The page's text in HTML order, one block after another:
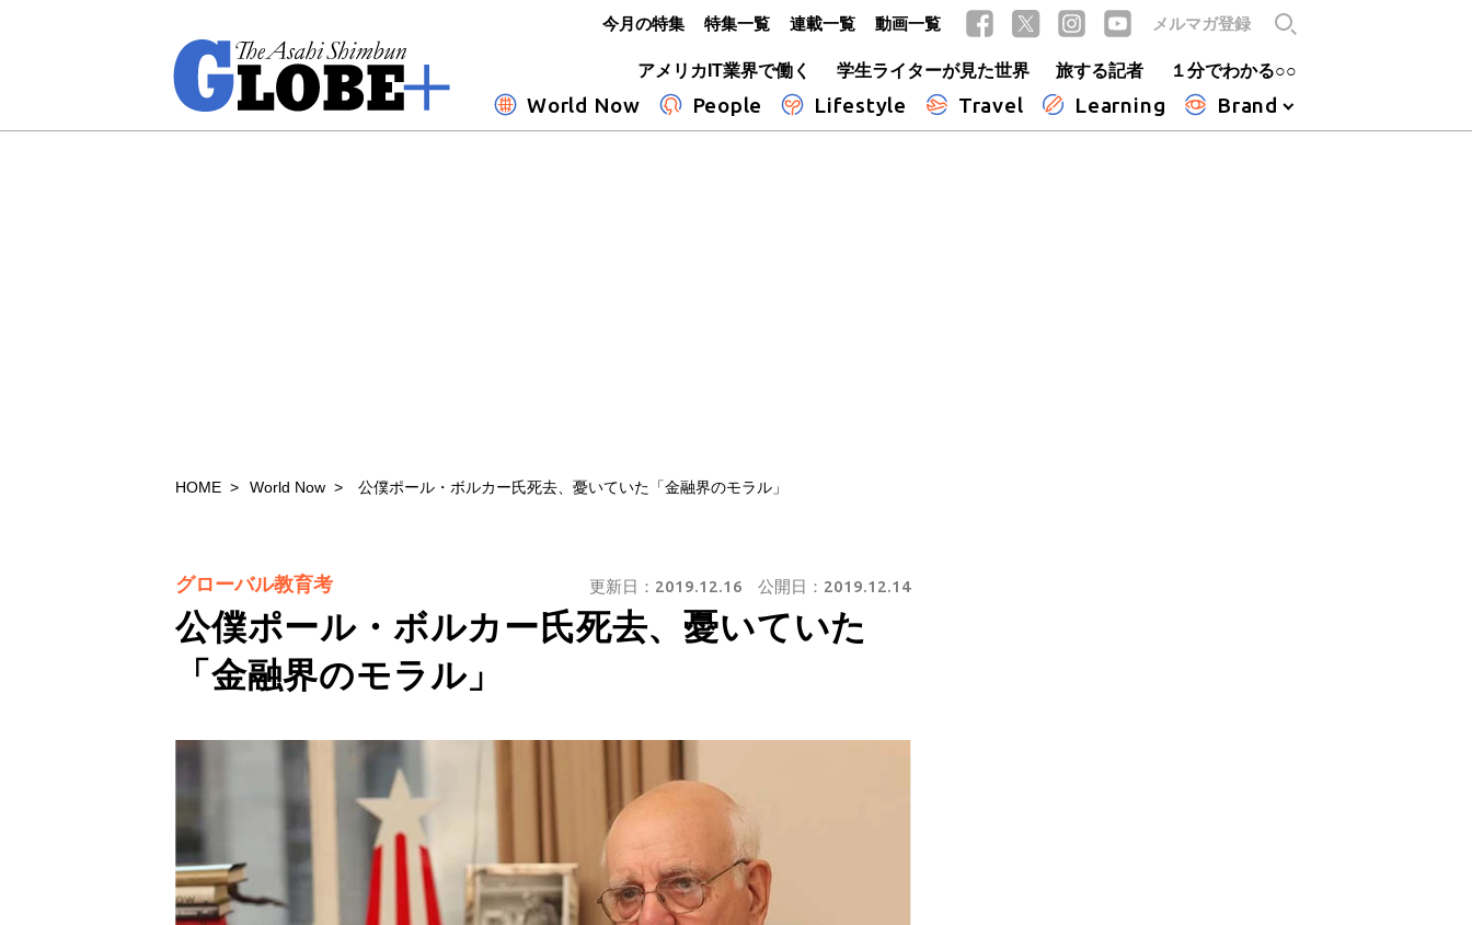
アメリカIT業界で働く
学生ライターが見た世界 旅する記者 １分でわかる○○
World Now People Lifestyle Travel Learning Brand
今月の特集 特集一覧 連載一覧 動画一覧 メルマガ登録
HOME World Now 公僕ポール・ボルカー氏死去、憂いていた「金融界のモラル」
公僕ポール・ボルカー氏死去、憂いていた
「金融界のモラル」
グローバル教育考 更新日： 2019.12.16 公開日： 2019.12.14